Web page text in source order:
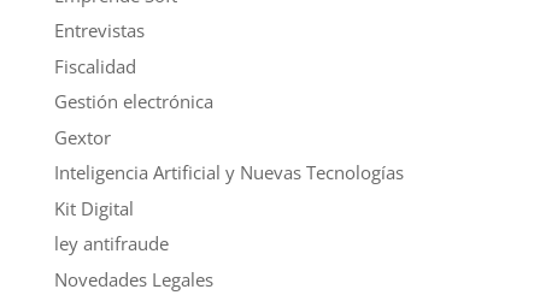
Entrevistas
Fiscalidad
Gestión electrónica
Gextor
Inteligencia Artificial y Nuevas Tecnologías
Kit Digital
ley antifraude
Novedades Legales